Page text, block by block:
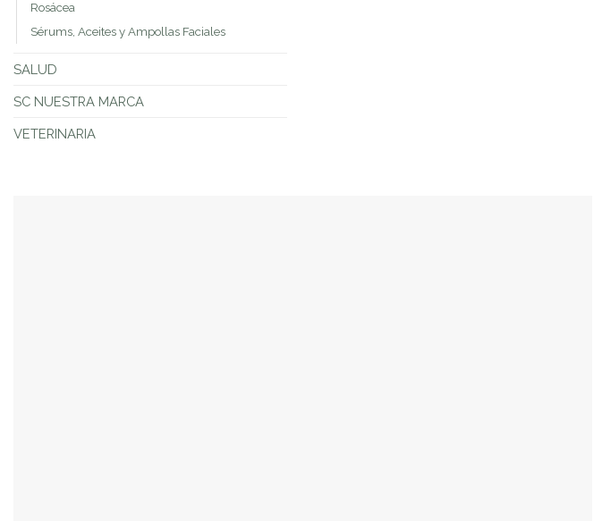
Rosácea
Sérums, Aceites y Ampollas Faciales
SALUD
SC NUESTRA MARCA
VETERINARIA